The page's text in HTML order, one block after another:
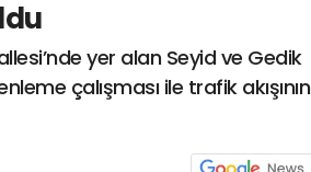
yer alan Seyid ve Gedik
çalışması ile trafik akışının